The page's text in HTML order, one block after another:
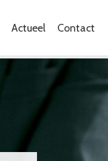
Actueel Contact